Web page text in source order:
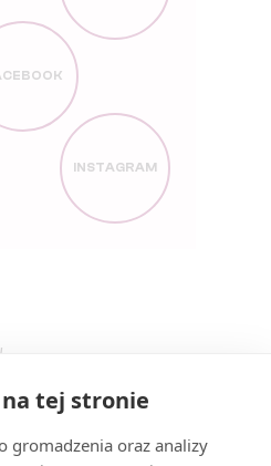
tej stronie
gromadzenia oraz analizy
INSTAGRAM